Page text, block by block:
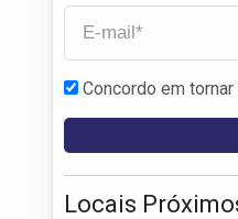
Concordo em
Locais